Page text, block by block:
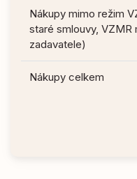
Nákupy mimo režim
staré smlouvy, VZMR
zadavatele)
Nákupy celkem